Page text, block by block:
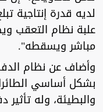
علبة نظام التعقب
مباشر ويسقطه".
بشكل أساسي
والبطيئة، وله